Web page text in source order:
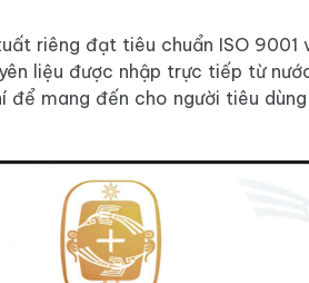
riêng đạt tiêu chuẩn ISO
liệu được nhập trực tiếp từ
để mang đến cho người tiêu